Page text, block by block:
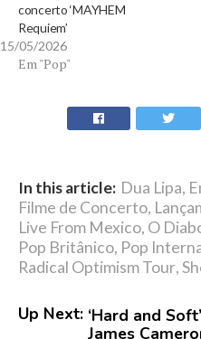
concerto ‘MAYHEM
Requiem’
15/05/2026
Em "Pop"
In this article: Dua Lipa,
Filme de Concerto,
Live From Mexico, O
Pop Britânico, Pop
Radical Optimism Tour,
Up Next: ‘Hard and
James